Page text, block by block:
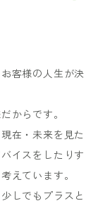
客様の人生が決
からです。
在・未来を見た
イスをしたりす
えています。
しでもプラスと